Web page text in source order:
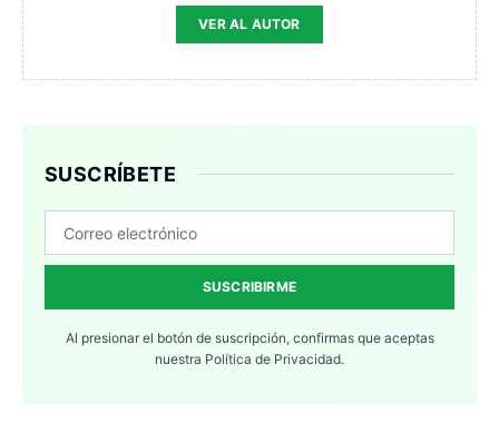
VER AL AUTOR
SUSCRÍBETE
SUSCRIBIRME
Al presionar el botón de suscripción, confirmas que aceptas
nuestra Política de Privacidad.